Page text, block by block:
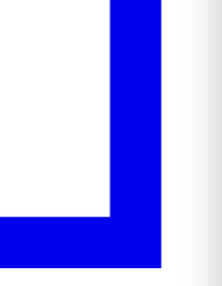
OBDOBJU